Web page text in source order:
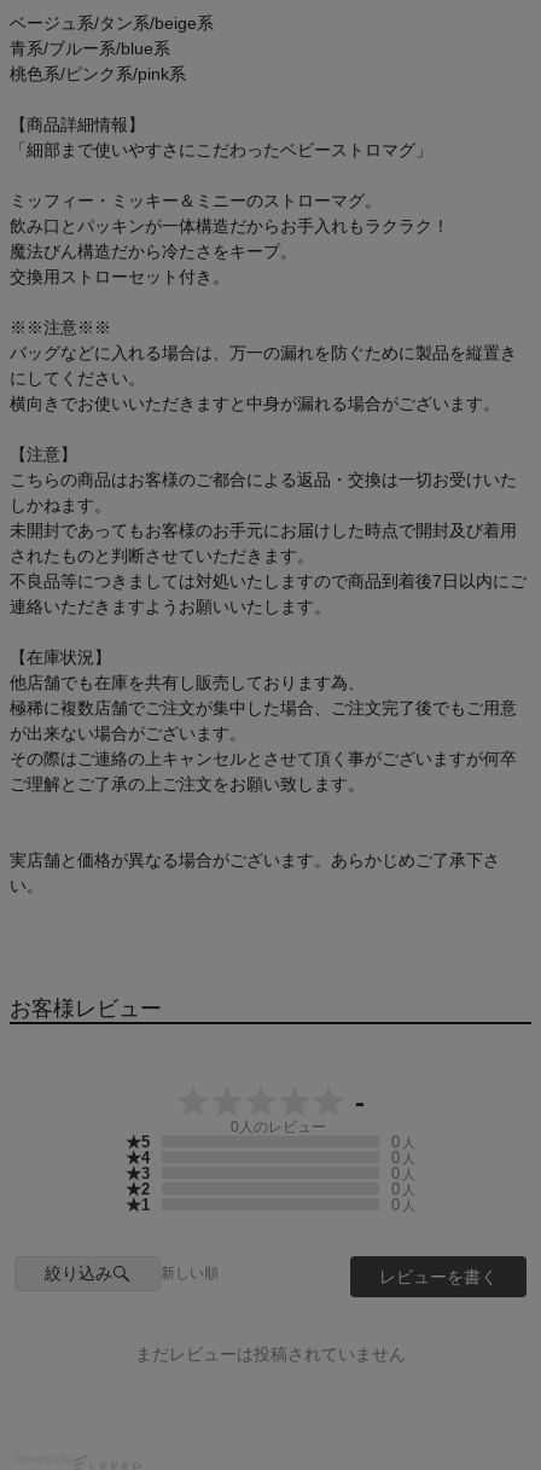
ベージュ系/タン系/beige系
青系/ブルー系/blue系
桃色系/ピンク系/pink系
【商品詳細情報】
「細部まで使いやすさにこだわったベビーストロマグ」
ミッフィー・ミッキー＆ミニーのストローマグ。
飲み口とパッキンが一体構造だからお手入れもラクラク！
魔法びん構造だから冷たさをキープ。
交換用ストローセット付き。
※※注意※※
バッグなどに入れる場合は、万一の漏れを防ぐために製品を縦置き
にしてください。
横向きでお使いいただきますと中身が漏れる場合がございます。
【注意】
こちらの商品はお客様のご都合による返品・交換は一切お受けいた
しかねます。
未開封であってもお客様のお手元にお届けした時点で開封及び着用
されたものと判断させていただきます。
不良品等につきましては対処いたしますので商品到着後7日以内にご
連絡いただきますようお願いいたします。
【在庫状況】
他店舗でも在庫を共有し販売しております為、
極稀に複数店舗でご注文が集中した場合、ご注文完了後でもご用意
が出来ない場合がございます。
その際はご連絡の上キャンセルとさせて頂く事がございますが何卒
ご理解とご了承の上ご注文をお願い致します。
実店舗と価格が異なる場合がございます。あらかじめご了承下さ
い。
お客様レビュー
-
0 人のレビュー
★5 0 人
★4 0 人
★3 0 人
★2 0 人
★1 0 人
絞り込み 新しい順 レビューを書く
まだレビューは投稿されていません